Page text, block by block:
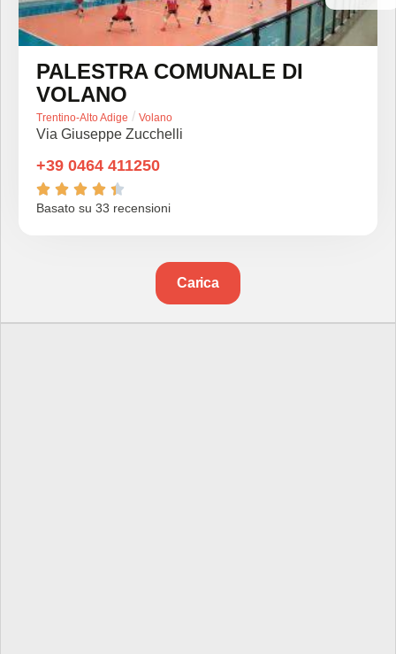
PALESTRA COMUNALE DI
VOLANO
Trentino-Alto Adige / Volano
Via Giuseppe Zucchelli
+39 0464 411250
    
Basato su 33 recensioni
Carica